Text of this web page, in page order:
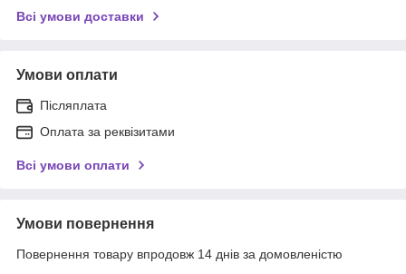
Всі умови доставки
Умови оплати
Післяплата
Оплата за реквізитами
Всі умови оплати
Умови повернення
Повернення товару впродовж 14 днів за домовленістю